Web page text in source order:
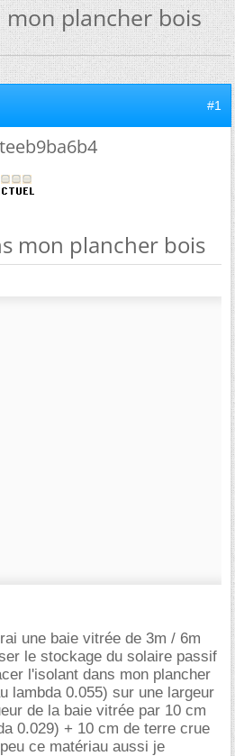
plancher bois
#1
mon plancher bois
une baie vitrée de 3m / 6m
le stockage du solaire passif
l'isolant dans mon plancher
lambda 0.055) sur une largeur
de la baie vitrée par 10 cm
0.029) + 10 cm de terre crue
ce matériau aussi je